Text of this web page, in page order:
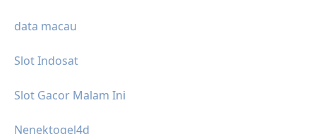
data macau
Slot Indosat
Slot Gacor Malam Ini
Nenektogel4d